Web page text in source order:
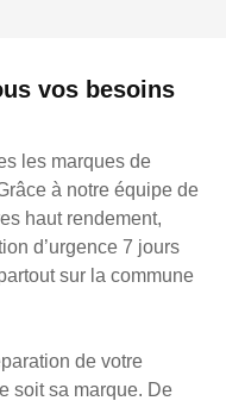
vos besoins
les marques de
à notre équipe de
haut rendement,
d’urgence 7 jours
sur la commune
de votre
soit sa marque. De